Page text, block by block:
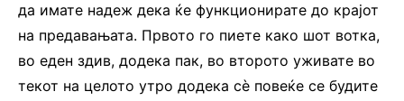
да имате надеж дека ќе функционирате до крајот
на предавањата. Првото го пиете како шот вотка,
во еден здив, додека пак, во второто уживате во
текот на целото утро додека сè повеќе се будите